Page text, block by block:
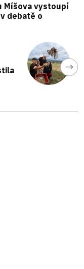
Míšova vystoupí
debatě o